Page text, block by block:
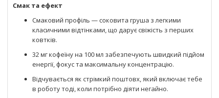
Смак та ефект
Смаковий профіль — соковита груша з легкими
класичними відтінками, що дарує свіжість з перших
ковтків.
32 мг кофеїну на 100 мл забезпечують швидкий підйом
енергії, фокус та максимальну концентрацію.
Відчувається як стрімкий поштовх, який включає тебе
в роботу тоді, коли потрібно діяти негайно.